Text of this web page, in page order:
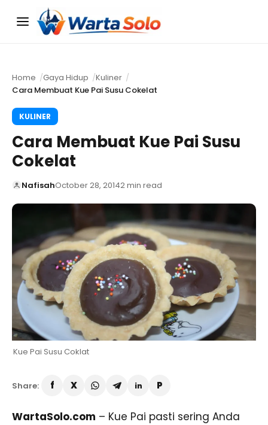
Menu
Home Gaya Hidup
Kuliner
Cara Membuat Kue Pai Susu Cokelat
KULINER
Cara Membuat Kue Pai Susu
Cokelat
NafisahOctober 28, 20142 min read
Kue Pai Susu Coklat
Share:
WartaSolo.com – Kue Pai pasti sering Anda